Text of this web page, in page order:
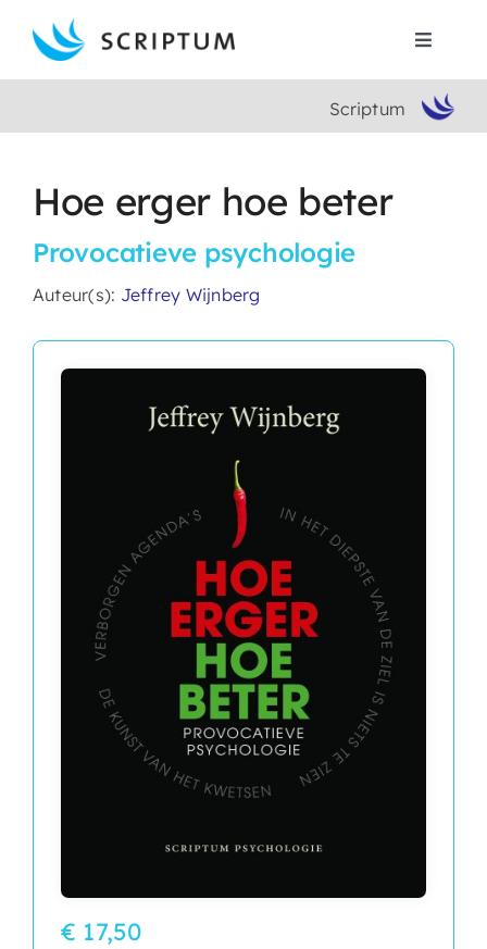
content
Toggle
Boeken
Auteurs
Scriptum
Hoe erger hoe beter
Provocatieve psychologie
Auteur(s): Jeffrey Wijnberg
€ 17,50